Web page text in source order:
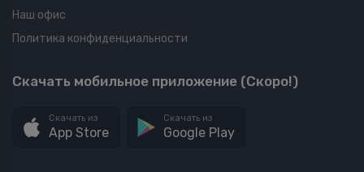
Наш офис
Политика конфиденциальности
Скачать мобильное приложение (Скоро!)
Скачать из
App Store
Скачать из
Google Play